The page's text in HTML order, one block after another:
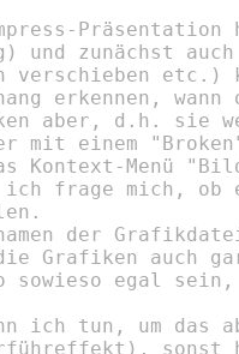
zunächst auch
verschieben etc.)
erkennen,
aber, d.h. sie
mit einem
Kontext-Menü
frage mich, ob
der
die Grafiken auch
egal sein,
ich tun, um das
sonst